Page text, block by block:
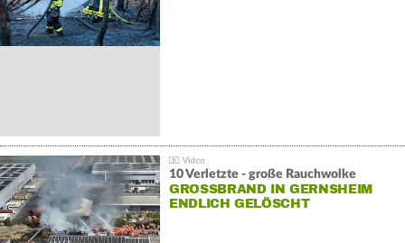
10 Verletzte - große Rauchwolke
GROSSBRAND IN GERNSHEIM E
NDLICH GELÖSCHT